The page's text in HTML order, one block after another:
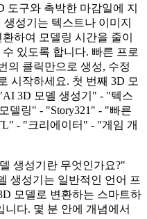
도구와 촉박한 마감일에 지
성기는 텍스트나 이미지
하여 모델링 시간을 줄이
있도록 합니다. 빠른 프로
의 클릭만으로 생성, 수정
시작하세요. 첫 번째 3D 모
3D 모델 생성기" - "텍스
델링" - "Story321" - "빠른
- "크리에이터" - "게임 개
생성기란 무엇인가요?"
생성기는 일반적인 언어 프
모델로 변환하는 스마트하
다. 몇 분 안에 개념에서